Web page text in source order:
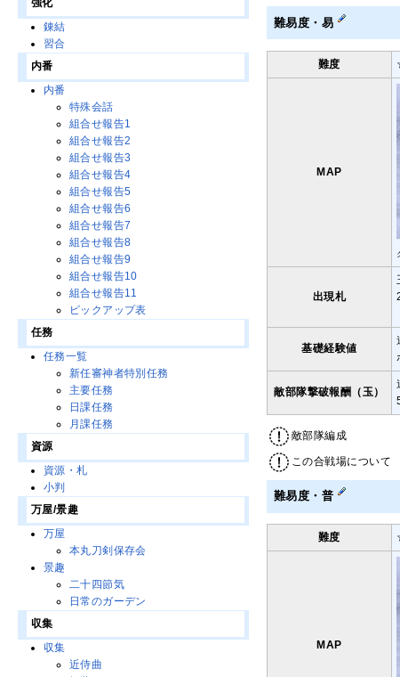
難易度・易
難度
MAP
出現札
基礎経験値
敵部隊撃破報酬（玉）
敵部隊編成
この合戦場について
難易度・普
難度
MAP
強化
錬結
習合
内番
内番
特殊会話
組合せ報告1
組合せ報告2
組合せ報告3
組合せ報告4
組合せ報告5
組合せ報告6
組合せ報告7
組合せ報告8
組合せ報告9
組合せ報告10
組合せ報告11
ピックアップ表
任務
任務一覧
新任審神者特別任務
主要任務
日課任務
月課任務
資源
資源・札
小判
万屋/景趣
万屋
本丸刀剣保存会
景趣
二十四節気
日常のガーデン
収集
収集
近侍曲